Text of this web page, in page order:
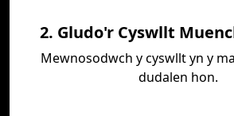
2. Gludo'r Cyswllt
Mewnosodwch y cyswllt yn y
dudalen hon.